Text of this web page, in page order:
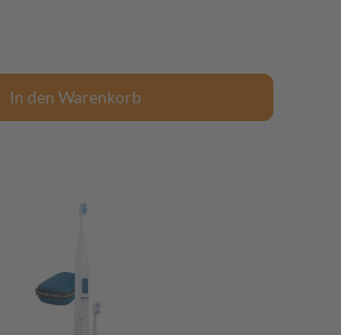
In den Warenkorb